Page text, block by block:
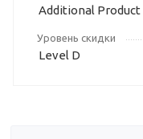
Additional Product
Уровень скидки
Level D